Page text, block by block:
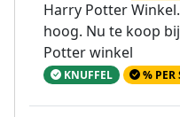
Harry Potter
hoog. Nu te koop
Potter winkel
KNUFFEL % PER